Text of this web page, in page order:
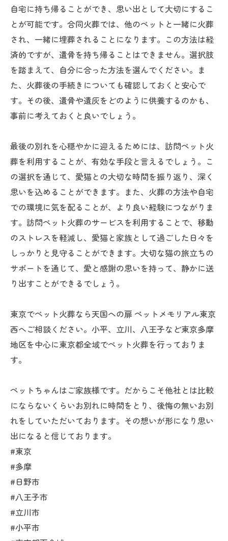
自宅に持ち帰ることができ、思い出として大切にするこ
とが可能です。合同火葬では、他のペットと一緒に火葬
され、一緒に埋葬されることになります。この方法は経
済的ですが、遺骨を持ち帰ることはできません。選択肢
を踏まえて、自分に合った方法を選んでください。ま
た、火葬後の手続きについても確認しておくと安心で
す。その後、遺骨や遺灰をどのように供養するのかも、
事前に考えておくと良いでしょう。
最後の別れを心穏やかに迎えるためには、訪問ペット火
葬を利用することが、有効な手段と言えるでしょう。こ
の選択を通じて、愛猫との大切な時間を振り返り、深く
思いを込めることができます。また、火葬の方法や自宅
での環境に気を配ることが、より良い経験につながりま
す。訪問ペット火葬のサービスを利用することで、移動
のストレスを軽減し、愛猫と家族として過ごした日々を
しっかりと見守ることができます。大切な猫の旅立ちの
サポートを通じて、愛と感謝の思いを持って、静かに送
り出すことができるでしょう。
東京でペット火葬なら天国への扉 ペットメモリアル東京
西へご相談ください。小平、立川、八王子など東京多摩
地区を中心に東京都全域でペット火葬を行っておりま
す。
ペットちゃんはご家族様です。だからこそ他社とは比較
にならないくらいお別れに時間をとり、後悔の無いお別
れをしていただいております。その想いが形になり思い
出になると信じております。
#東京
#多摩
#日野市
#八王子市
#立川市
#小平市